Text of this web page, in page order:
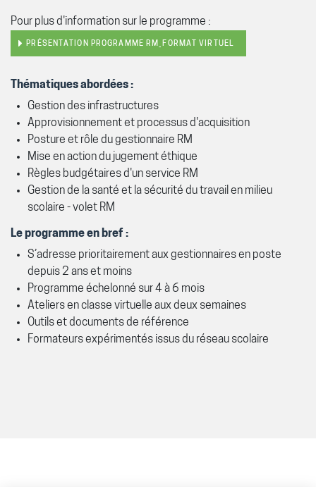
Pour plus d'information sur le programme :
PRÉSENTATION PROGRAMME RM_FORMAT VIRTUEL
Thématiques abordées :
Gestion des infrastructures
Approvisionnement et processus d'acquisition
Posture et rôle du gestionnaire RM
Mise en action du jugement éthique
Règles budgétaires d'un service RM
Gestion de la santé et la sécurité du travail en milieu
scolaire - volet RM
Le programme en bref :
S’adresse prioritairement aux gestionnaires en poste
depuis 2 ans et moins
Programme échelonné sur 4 à 6 mois
Ateliers en classe virtuelle aux deux semaines
Outils et documents de référence
Formateurs expérimentés issus du réseau scolaire